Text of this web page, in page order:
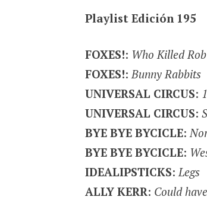
Playlist Edición 195
FOXES!: Who Killed
FOXES!:Bunny Rabbits
UNIVERSAL CIRCUS:
UNIVERSAL CIRCUS:
BYE BYE BYCICLE:
BYE BYE BYCICLE:
IDEALIPSTICKS:Legs
ALLY KERR: Could